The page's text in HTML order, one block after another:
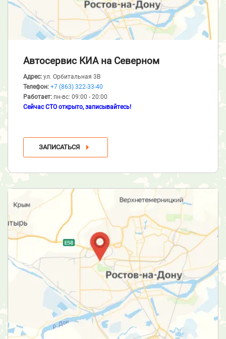
Автосервис КИА на Северном
Адрес: ул. Орбитальная 3В
Телефон: +7 (863) 322-33-40
Работает: пн-вс: 09:00 - 20:00
Сейчас СТО открыто, записывайтесь!
ЗАПИСАТЬСЯ